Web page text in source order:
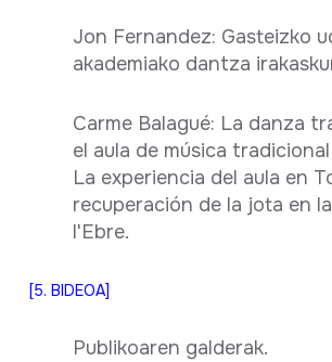
Jon Fernandez: Gasteizko
akademiako dantza
Carme Balagué: La danza
el aula de música
La experiencia del aula en
recuperación de la jota en
l'Ebre.
[5. BIDEOA]
Publikoaren galderak.